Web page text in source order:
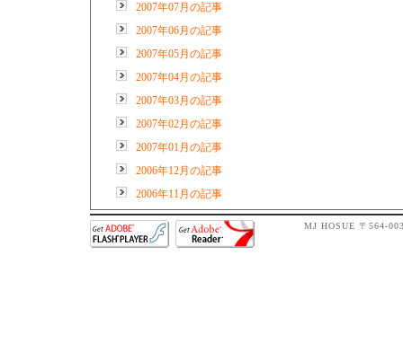
2007年07月の記事
2007年06月の記事
2007年05月の記事
2007年04月の記事
2007年03月の記事
2007年02月の記事
2007年01月の記事
2006年12月の記事
2006年11月の記事
MJ HOSUE 〒564-